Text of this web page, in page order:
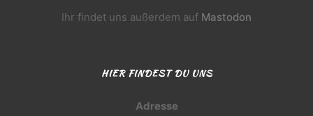
Ihr findet uns außerdem auf Mastodon
HIER FINDEST DU UNS
Adresse